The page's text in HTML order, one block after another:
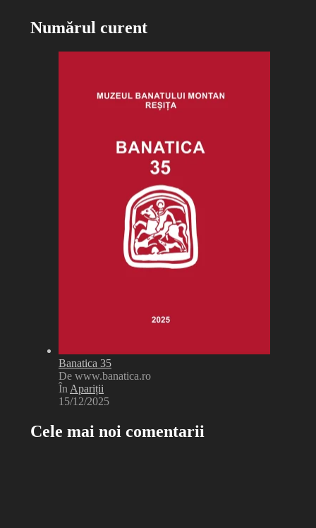
Numărul curent
Banatica 35
De www.banatica.ro
În Apariții
15/12/2025
Cele mai noi comentarii